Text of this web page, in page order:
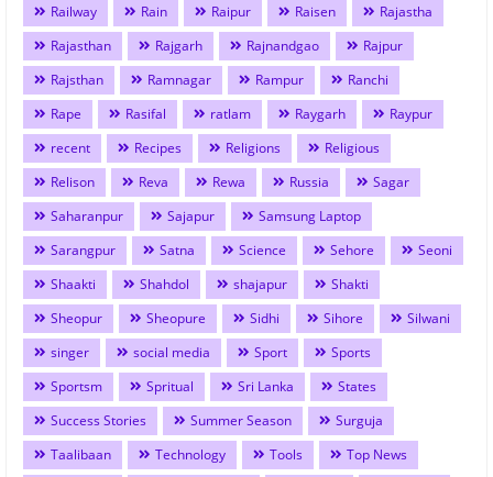
Railway
Rain Raipur Raisen
Rajastha
Rajasthan
Rajgarh Rajnandgao
Rajpur
Rajsthan
Ramnagar Rampur
Ranchi
Rape
Rasifal ratlam Raygarh
Raypur
recent
Recipes Religions
Religious
Relison
Reva Rewa Russia
Sagar
Saharanpur
Sajapur
Samsung Laptop
Sarangpur
Satna Science Sehore
Seoni
Shaakti
Shahdol shajapur
Shakti
Sheopur
Sheopure Sidhi Sihore
Silwani
singer
social media Sport
Sports
Sportsm
Spritual Sri Lanka
States
Success Stories
Summer Season
Surguja
Taalibaan
Technology Tools
Top News